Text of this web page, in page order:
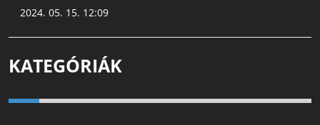
2024. 05. 15. 12:09
KATEGÓRIÁK